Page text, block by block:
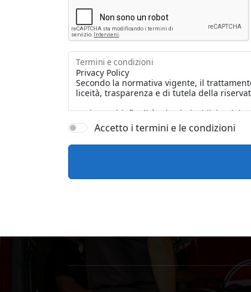
Termini e condizioni
Accetto i termini e le condizioni